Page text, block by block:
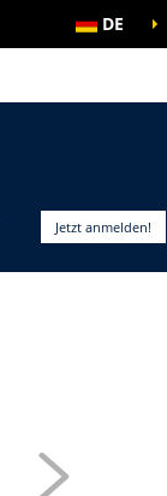
DE
Jetzt anmelden!